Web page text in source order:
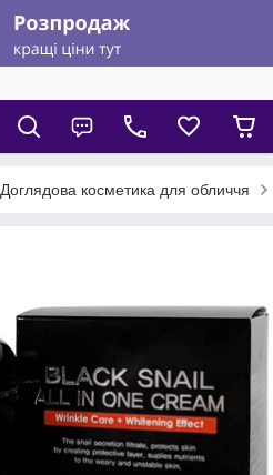
Доглядова косметика для обличчя